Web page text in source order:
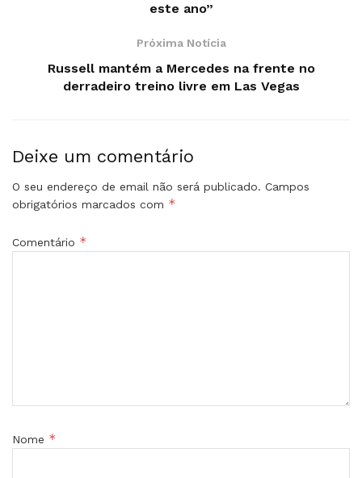
este ano”
Próxima Notícia
Russell mantém a Mercedes na frente no
derradeiro treino livre em Las Vegas
Deixe um comentário
O seu endereço de email não será publicado. Campos
obrigatórios marcados com *
Comentário *
Nome *